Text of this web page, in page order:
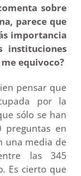
sobre
parece que
importancia
instituciones
me equivoco?
pensar que
por la
sólo se han
preguntas en
una media de
las 345
Es cierto que